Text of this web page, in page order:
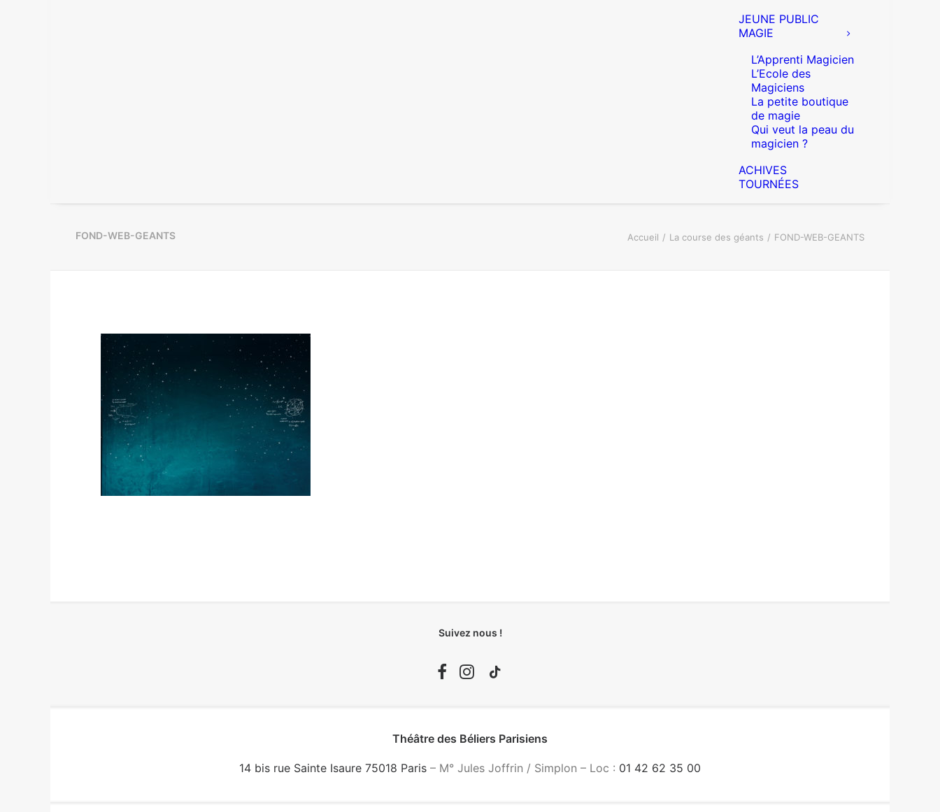
JEUNE PUBLIC
MAGIE
L’Apprenti Magicien
L’Ecole des
Magiciens
La petite boutique
de magie
Qui veut la peau du
magicien ?
ACHIVES
TOURNÉES
FOND-WEB-GEANTS Accueil La course des géants FOND-WEB-GEANTS
Suivez nous !
Théâtre des Béliers Parisiens
14 bis rue Sainte Isaure 75018 Paris – M° Jules Joffrin / Simplon – Loc : 01 42 62 35 00